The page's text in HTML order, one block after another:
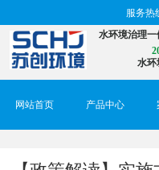
服务热
水环境治理
水环
网站首页 产品中心